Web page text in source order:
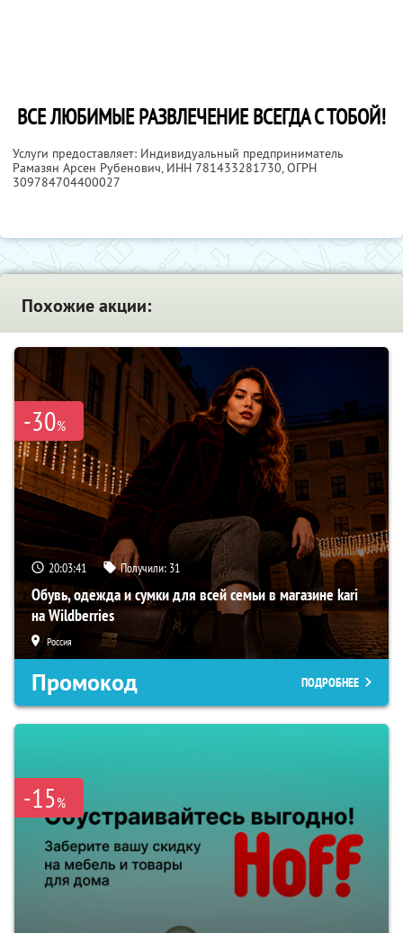
ВСЕ ЛЮБИМЫЕ РАЗВЛЕЧЕНИЕ ВСЕГДА С ТОБОЙ!
Услуги предоставляет: Индивидуальный предприниматель
Рамазян Арсен Рубенович, ИНН 781433281730, ОГРН
309784704400027
Похожие акции:
-30%
20:03:40 Получили: 31
Обувь, одежда и сумки для всей семьи в магазине kari
на Wildberries
Россия
Промокод ПОДРОБНЕЕ
-15%